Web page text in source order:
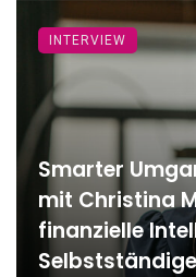
Smarter
mit Christina
finanzielle
INTERVIEW